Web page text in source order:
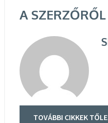
A SZERZŐRŐL
TOVÁBBI CIKKEK